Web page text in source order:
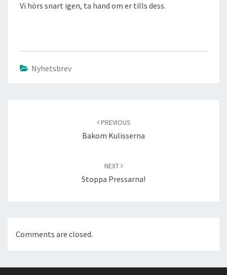
Vi hörs snart igen, ta hand om er tills dess.
Nyhetsbrev
PREVIOUS
Bakom Kulisserna
NEXT
Stoppa Pressarna!
Comments are closed.